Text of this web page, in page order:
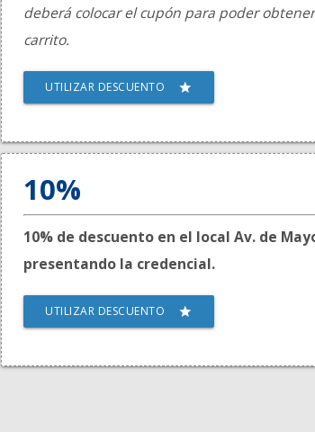
deberá colocar el cupón para poder
carrito.
star
UTILIZAR DESCUENTO
10%
10% de descuento en el local Av. de
presentando la credencial.
star
UTILIZAR DESCUENTO